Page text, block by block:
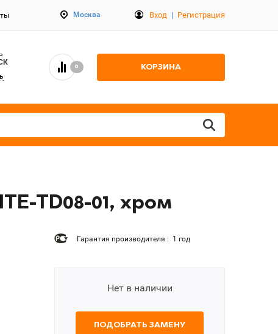
Москва Вход | Регистрация
0 КОРЗИНА
TD08-01, хром
Гарантия производителя : 1 год
Нет в наличии
ПОДОБРАТЬ ЗАМЕНУ